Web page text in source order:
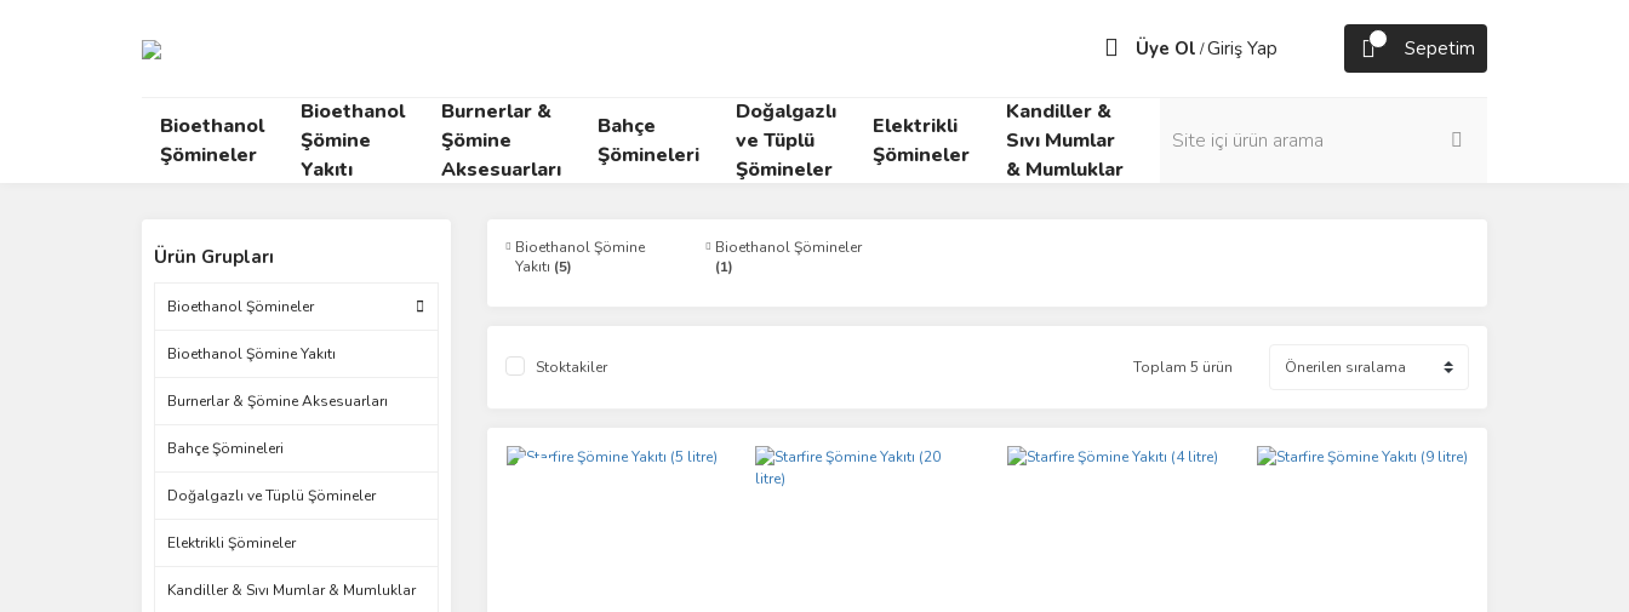
Üye Ol /Giriş Yap Sepetim
Bioethanol
Şömineler
Bioethanol
Şömine
Yakıtı
Burnerlar &
Şömine
Aksesuarları
Bahçe
Şömineleri
Doğalgazlı
ve Tüplü
Şömineler
Elektrikli
Şömineler
Kandiller &
Sıvı Mumlar
& Mumluklar
Ürün Grupları
Bioethanol Şömineler
Bioethanol Şömine Yakıtı
Burnerlar & Şömine Aksesuarları
Bahçe Şömineleri
Doğalgazlı ve Tüplü Şömineler
Elektrikli Şömineler
Kandiller & Sıvı Mumlar & Mumluklar
Bioethanol Şömine
Yakıtı (5)
Bioethanol Şömineler
(1)
Stoktakiler Toplam 5 ürün